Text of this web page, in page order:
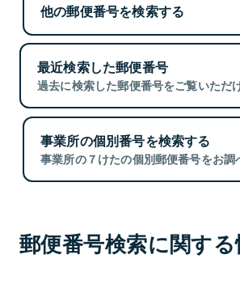
他の郵便番号を検索する
最近検索した郵便番号
過去に検索した郵便番号をご覧いただ
事業所の個別番号を検索する
事業所の７けたの個別郵便番号をお調
郵便番号検索に関す